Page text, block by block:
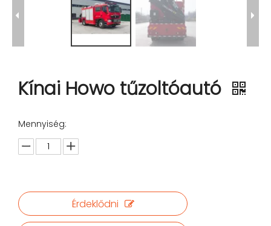
Kínai Howo tűzoltóautó
Mennyiség:
Érdeklődni